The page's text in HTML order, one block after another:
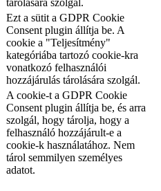
tárolására szolgál.
Ezt a sütit a GDPR Cookie
Consent plugin állítja be. A
cookie a "Teljesítmény"
kategóriába tartozó cookie-kra
vonatkozó felhasználói
hozzájárulás tárolására szolgál.
A cookie-t a GDPR Cookie
Consent plugin állítja be, és arra
szolgál, hogy tárolja, hogy a
felhasználó hozzájárult-e a
cookie-k használatához. Nem
tárol semmilyen személyes
adatot.